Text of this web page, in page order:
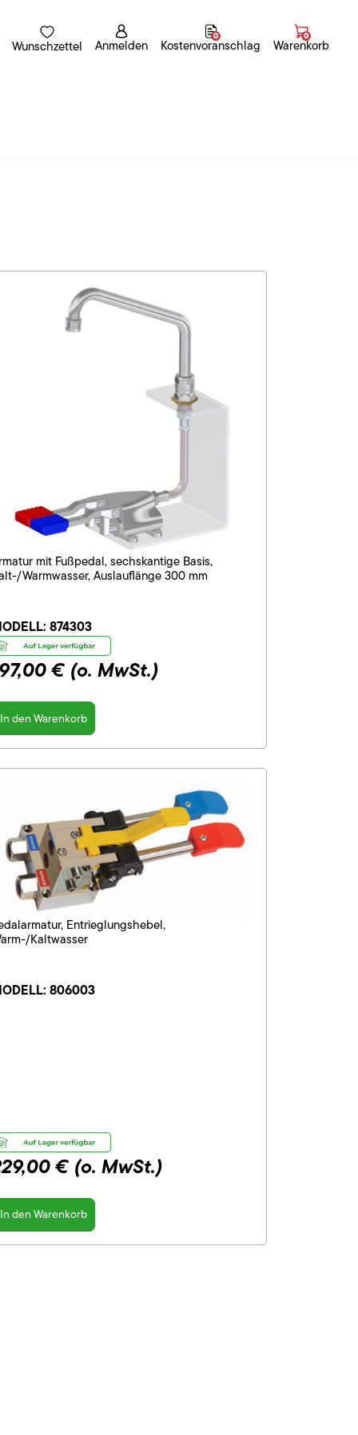
Wunschzettel Anmelden Kostenvoranschlag
0
Warenkorb
0
mit Fußpedal, sechskantige Basis,
Warmwasser, Auslauflänge 300 mm
874303
€ (o. MwSt.)
In den Warenkorb
Entrieglungshebel,
Kaltwasser
806003
€ (o. MwSt.)
In den Warenkorb